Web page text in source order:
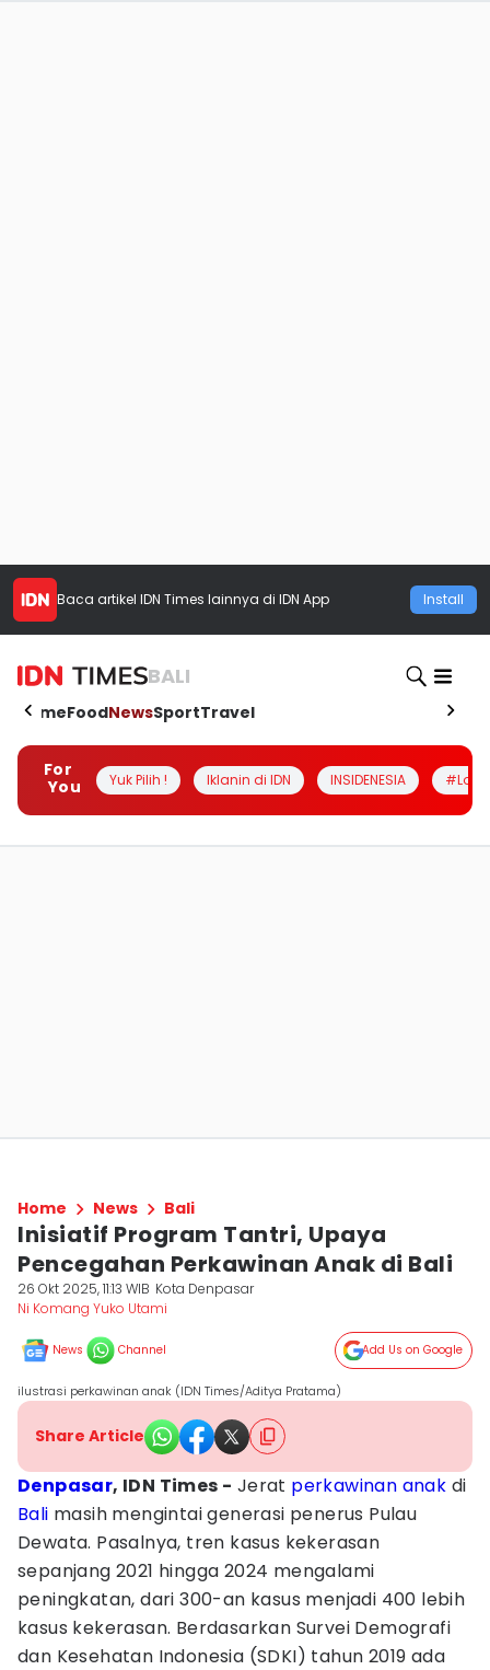
Baca artikel IDN Times lainnya di IDN App Install
BALI
HomeFoodNewsSportTravel
For
You
Yuk Pilih ! Iklanin di IDN INSIDENESIA
Home News Bali
Inisiatif Program Tantri, Upaya
Pencegahan Perkawinan Anak di Bali
26 Okt 2025, 11:13 WIB Kota Denpasar
Ni Komang Yuko Utami
News Channel Add Us on Google
ilustrasi perkawinan anak (IDN Times/Aditya Pratama)
Share Article
Denpasar, IDN Times - Jerat perkawinan anak di
Bali masih mengintai generasi penerus Pulau
Dewata. Pasalnya, tren kasus kekerasan
sepanjang 2021 hingga 2024 mengalami
peningkatan, dari 300-an kasus menjadi 400 lebih
kasus kekerasan. Berdasarkan Survei Demografi
dan Kesehatan Indonesia (SDKI) tahun 2019 ada